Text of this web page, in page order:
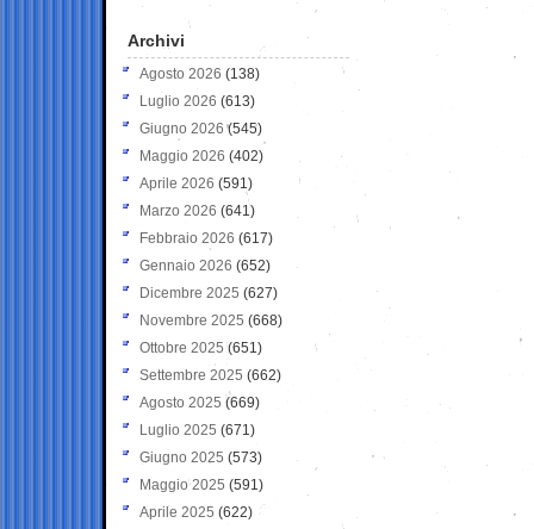
Archivi
Agosto 2026 (138)
Luglio 2026 (613)
Giugno 2026 (545)
Maggio 2026 (402)
Aprile 2026 (591)
Marzo 2026 (641)
Febbraio 2026 (617)
Gennaio 2026 (652)
Dicembre 2025 (627)
Novembre 2025 (668)
Ottobre 2025 (651)
Settembre 2025 (662)
Agosto 2025 (669)
Luglio 2025 (671)
Giugno 2025 (573)
Maggio 2025 (591)
Aprile 2025 (622)